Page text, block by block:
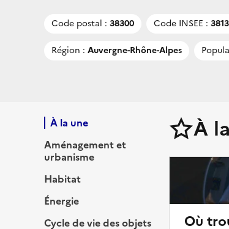
Code postal : 38300 Code INSEE :
Région : Auvergne-Rhône-Alpes
À la une
Aménagement et
urbanisme
Habitat
Énergie
Cycle de vie des objets
À
Où